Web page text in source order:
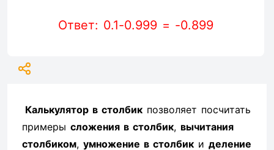
Ответ: 0.1-0.999 = -0.899
Калькулятор в столбик позволяет посчитать
примеры сложения в столбик, вычитания
столбиком, умножение в столбик и деление